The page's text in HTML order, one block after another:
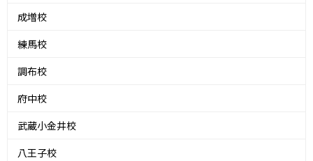
成増校
練馬校
調布校
府中校
武蔵小金井校
八王子校